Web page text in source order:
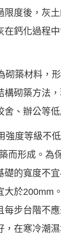
限度後，灰
在鈣化過程
砌築材料，
構砌築方法
、辦公等低
強度等級不
而形成。為
礎的寬度不
於200mm
每步台階不
，在寒冷潮